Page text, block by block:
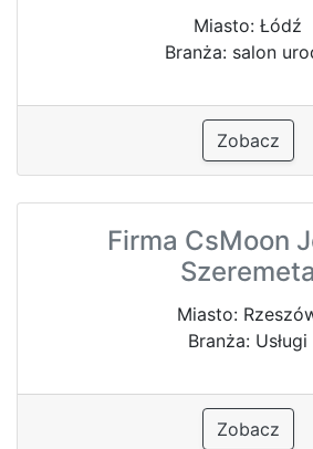
Miasto: Łódź
Branża: salon
Zobacz
Firma CsMoon
Szeremeta
Miasto:
Branża: Usługi
Zobacz